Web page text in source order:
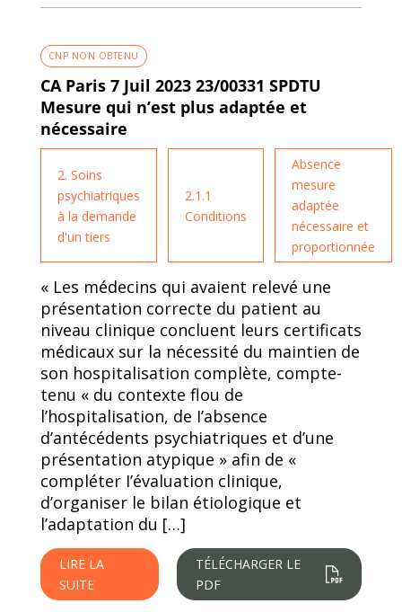
CNP NON OBTENU
CA Paris 7 Juil 2023 23/00331 SPDTU
Mesure qui n’est plus adaptée et
nécessaire
2. Soins
psychiatriques
à la demande
d'un tiers
2.1.1
Conditions
Absence
mesure
adaptée
nécessaire et
proportionnée
« Les médecins qui avaient relevé une
présentation correcte du patient au
niveau clinique concluent leurs certificats
médicaux sur la nécessité du maintien de
son hospitalisation complète, compte-
tenu « du contexte flou de
l’hospitalisation, de I’absence
d’antécédents psychiatriques et d’une
présentation atypique » afin de «
compléter I’évaluation clinique,
d’organiser le bilan étiologique et
l’adaptation du […]
LIRE LA
SUITE
TÉLÉCHARGER LE
PDF